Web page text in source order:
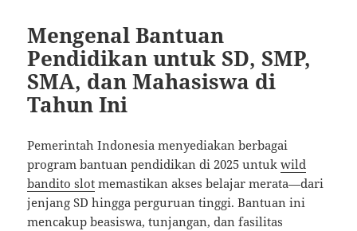
Mengenal Bantuan
Pendidikan untuk SD, SMP,
SMA, dan Mahasiswa di
Tahun Ini
Pemerintah Indonesia menyediakan berbagai
program bantuan pendidikan di 2025 untukwild
bandito slot memastikan akses belajar merata—dari
jenjang SD hingga perguruan tinggi. Bantuan ini
mencakup beasiswa, tunjangan, dan fasilitas